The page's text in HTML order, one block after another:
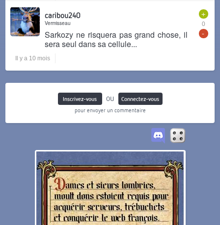
+
0
-
caribou240
Vermisseau
Sarkozy ne risquera pas grand chose, il
sera seul dans sa cellule...
Il y a 10 mois
Inscrivez-vous ou
Connectez-vous
pour envoyer un commentaire